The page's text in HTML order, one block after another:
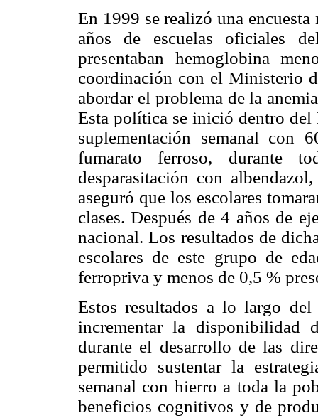
En 1999 se realizó una
años de escuelas oficiales
presentaban hemoglobina
coordinación con el Ministerio
abordar el problema de la
Esta política se inició dentro del
suplementación semanal con
fumarato ferroso, durante
desparasitación con
aseguró que los escolares
clases. Después de 4 años de
nacional. Los resultados de
escolares de este grupo de
ferropriva y menos de 0,5 %
Estos resultados a lo largo
incrementar la disponibilidad
durante el desarrollo de las
permitido sustentar la
semanal con hierro a toda la
beneficios cognitivos y de